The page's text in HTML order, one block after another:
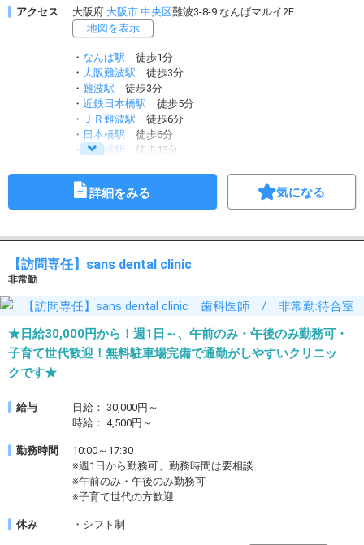
アクセス 大阪府 大阪市 中央区難波3-8-9 なんばマルイ2F
地図を表示
・ なんば駅 徒歩1分
・ 大阪難波駅 徒歩3分
・ 難波駅 徒歩3分
・ 近鉄日本橋駅 徒歩5分
・ ＪＲ難波駅 徒歩6分
・ 日本橋駅 徒歩6分
・
四ツ橋駅 徒歩13分
詳細をみる 気になる
【訪問専任】sans dental clinic
非常勤
★日給30,000円から！週1日～、午前のみ・午後のみ勤務可・
子育て世代歓迎！無料駐車場完備で通勤がしやすいクリニッ
クです★
給与
日給： 30,000円～
時給： 4,500円～
勤務時間
10:00～17:30
※週1日から勤務可、勤務時間は要相談
※午前のみ・午後のみ勤務可
※子育て世代の方歓迎
休み ・シフト制